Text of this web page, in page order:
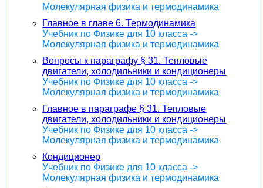
Молекулярная физика и термодинамика
Главное в главе 6. Термодинамика
Учебник по Физике для 10 класса ->
Молекулярная физика и термодинамика
Вопросы к параграфу § 31. Тепловые
двигатели, холодильники и кондиционеры
Учебник по Физике для 10 класса ->
Молекулярная физика и термодинамика
Главное в параграфе § 31. Тепловые
двигатели, холодильники и кондиционеры
Учебник по Физике для 10 класса ->
Молекулярная физика и термодинамика
Кондиционер
Учебник по Физике для 10 класса ->
Молекулярная физика и термодинамика